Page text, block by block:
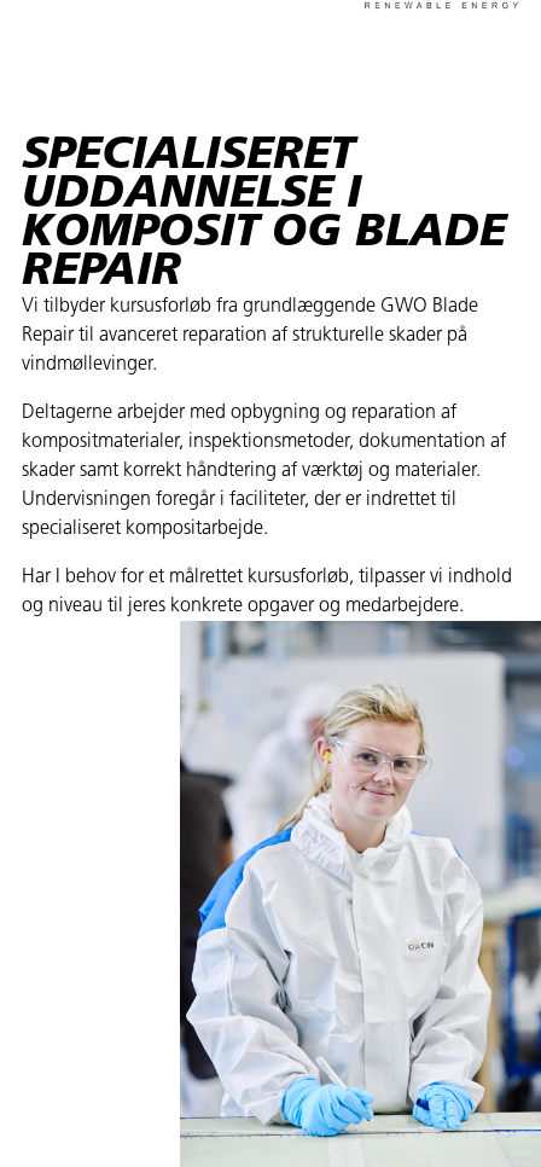
SPECIALISERET
UDDANNELSE I
KOMPOSIT OG BLADE
REPAIR
Vi tilbyder kursusforløb fra grundlæggende GWO Blade
Repair til avanceret reparation af strukturelle skader på
vindmøllevinger.
Deltagerne arbejder med opbygning og reparation af
kompositmaterialer, inspektionsmetoder, dokumentation af
skader samt korrekt håndtering af værktøj og materialer.
Undervisningen foregår i faciliteter, der er indrettet til
specialiseret kompositarbejde.
Har I behov for et målrettet kursusforløb, tilpasser vi indhold
og niveau til jeres konkrete opgaver og medarbejdere.